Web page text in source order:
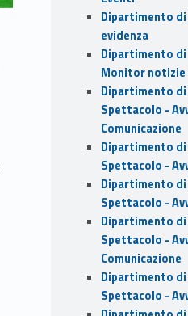
Dipartimento di
evidenza
Dipartimento di
Monitor notizie
Dipartimento di
Spettacolo -
Comunicazione
Dipartimento di
Spettacolo -
Dipartimento di
Spettacolo -
Dipartimento di
Spettacolo -
Comunicazione
Dipartimento di
Spettacolo -